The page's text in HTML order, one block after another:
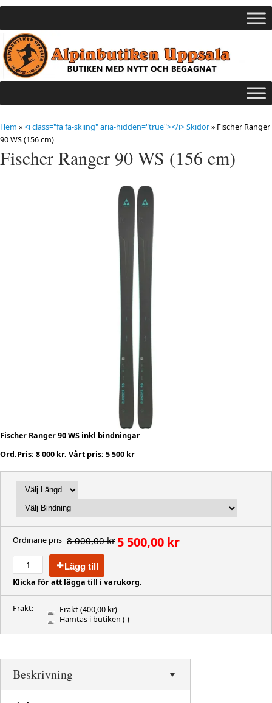
Hem »<i class="fa fa-skiing" aria-hidden="true"></i> Skidor» Fischer Ranger
90 WS (156 cm)
Fischer Ranger 90 WS (156 cm)
Fischer Ranger 90 WS inkl bindningar
Ord.Pris: 8 000 kr. Vårt pris: 5 500 kr
Ordinarie pris 8 000,00 kr 5 500,00 kr
Lägg till
Klicka för att lägga till i varukorg.
Frakt: Frakt(400,00 kr)
Hämtas i butiken ( )
Beskrivning